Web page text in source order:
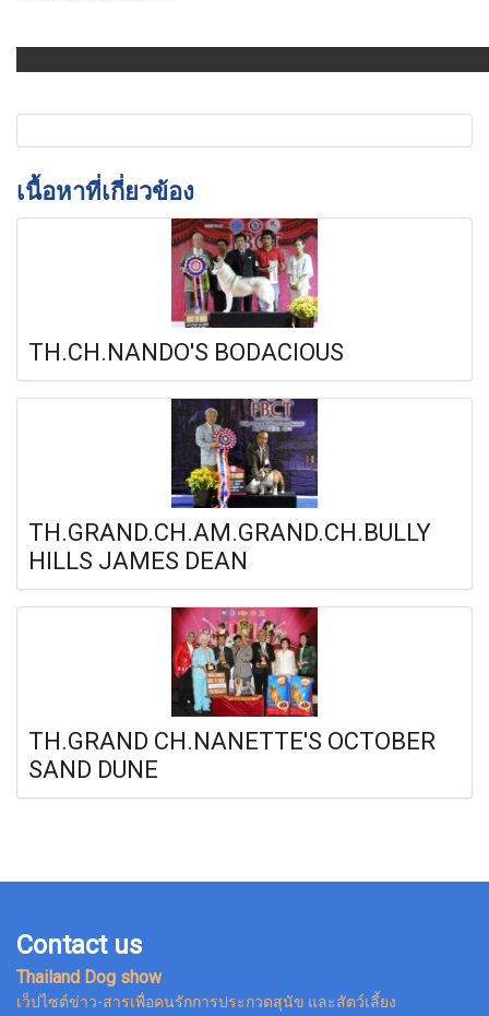
เนื้อหาที่เกี่ยวข้อง
TH.CH.NANDO'S BODACIOUS
TH.GRAND.CH.AM.GRAND.CH.BULLY
HILLS JAMES DEAN
TH.GRAND CH.NANETTE'S OCTOBER
SAND DUNE
Contact us
Thailand Dog show
เว็ปไซต์ข่าว-สารเพื่อคนรักการประกวดสุนัข และสัตว์เลี้ยง